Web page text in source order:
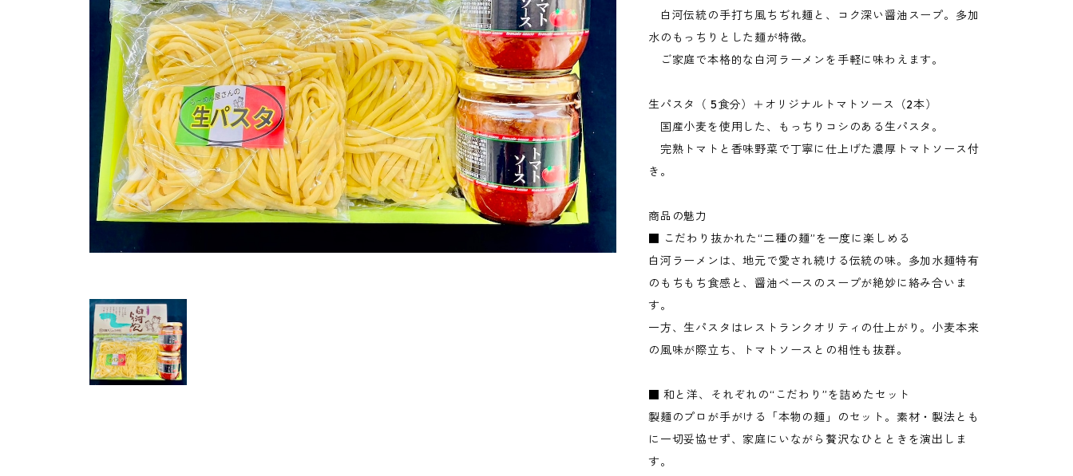
白河伝統の手打ち風ちぢれ麺と、コク深い醤油スープ。多加
水のもっちりとした麺が特徴。
ご家庭で本格的な白河ラーメンを手軽に味わえます。
生パスタ（ 5食分）＋オリジナルトマトソース（2本）
国産小麦を使用した、もっちりコシのある生パスタ。
完熟トマトと香味野菜で丁寧に仕上げた濃厚トマトソース付
き。
商品の魅力
■ こだわり抜かれた“二種の麺”を一度に楽しめる
白河ラーメンは、地元で愛され続ける伝統の味。多加水麺特有
のもちもち食感と、醤油ベースのスープが絶妙に絡み合いま
す。
一方、生パスタはレストランクオリティの仕上がり。小麦本来
の風味が際立ち、トマトソースとの相性も抜群。
■ 和と洋、それぞれの“こだわり”を詰めたセット
製麺のプロが手がける「本物の麺」のセット。素材・製法とも
に一切妥協せず、家庭にいながら贅沢なひとときを演出しま
す。